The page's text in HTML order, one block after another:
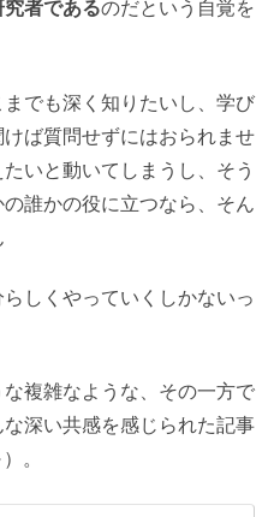
者であるのだという自覚を
でも深く知りたいし、学び
ば質問せずにはおられませ
いと動いてしまうし、そう
誰かの役に立つなら、そん
しくやっていくしかないっ
複雑なような、その一方で
な深い共感を感じられた記事
。